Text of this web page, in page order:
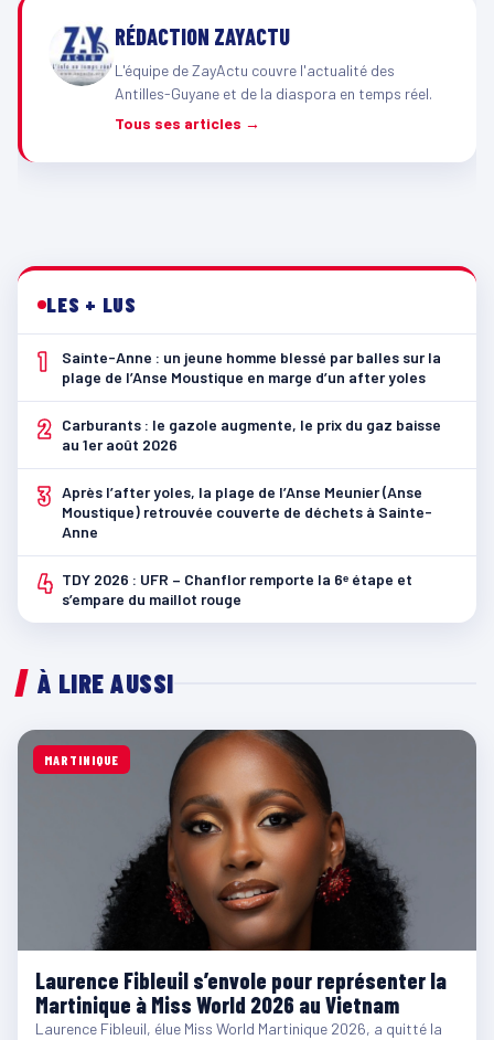
RÉDACTION ZAYACTU
L'équipe de ZayActu couvre l'actualité des
Antilles-Guyane et de la diaspora en temps réel.
Tous ses articles →
LES + LUS
1
Sainte-Anne : un jeune homme blessé par balles sur la
plage de l’Anse Moustique en marge d’un after yoles
2
Carburants : le gazole augmente, le prix du gaz baisse
au 1er août 2026
3 Après l’after yoles, la plage de l’Anse Meunier (Anse
Moustique) retrouvée couverte de déchets à Sainte-
Anne
4 TDY 2026 : UFR – Chanflor remporte la 6ᵉ étape et
s’empare du maillot rouge
À LIRE AUSSI
MARTINIQUE
Laurence Fibleuil s’envole pour représenter la
Martinique à Miss World 2026 au Vietnam
Laurence Fibleuil, élue Miss World Martinique 2026, a quitté la